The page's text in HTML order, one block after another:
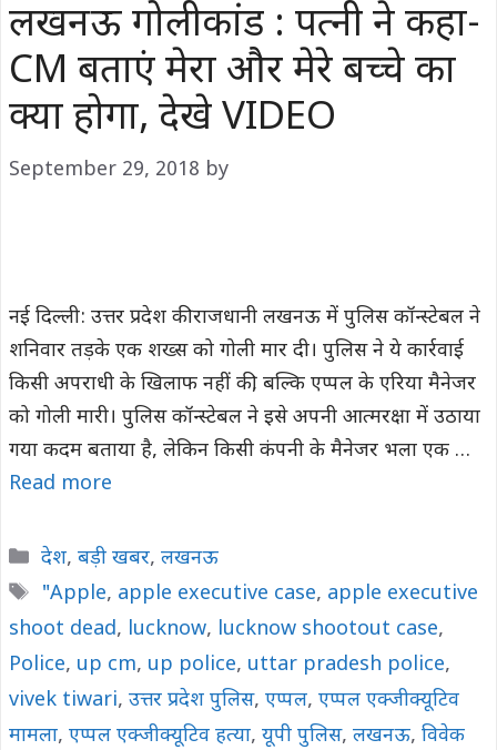
लखनऊ गोलीकांड : पत्नी ने कहा-
CM बताएं मेरा और मेरे बच्चे का
क्या होगा, देखे VIDEO
September 29, 2018 by
नई दिल्ली: उत्तर प्रदेश की राजधानी लखनऊ में पुलिस कॉन्स्टेबल ने
शनिवार तड़के एक शख्स को गोली मार दी। पुलिस ने ये कार्रवाई
किसी अपराधी के खिलाफ नहीं की, बल्कि एप्पल के एरिया मैनेजर
को गोली मारी। पुलिस कॉन्स्टेबल ने इसे अपनी आत्मरक्षा में उठाया
गया कदम बताया है, लेकिन किसी कंपनी के मैनेजर भला एक …
Read more
Categories
देश, बड़ी खबर, लखनऊ
Tags
"Apple, apple executive case, apple executive
shoot dead, lucknow, lucknow shootout case,
Police, up cm, up police, uttar pradesh police,
vivek tiwari, उत्तर प्रदेश पुलिस, एप्पल, एप्पल एक्जीक्यूटिव
मामला, एप्पल एक्जीक्यूटिव हत्या, यूपी पुलिस, लखनऊ, विवेक